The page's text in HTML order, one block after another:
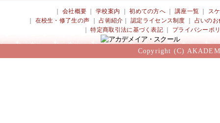
会社概要 ｜学校案内 ｜初めての方へ 講座一覧
ス
在校生・修了生の声 ｜占術紹介 ｜認定ライセンス制度
占いのお
｜特定商取引法に基づく表記 プライバシーポ
Copyright (C)